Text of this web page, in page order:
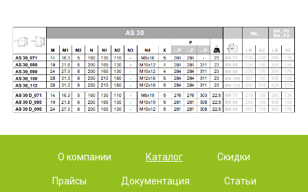
О компании Каталог Скидки
Прайсы Документация Статьи